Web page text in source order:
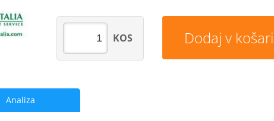
Dodaj v
KOS
Analiza